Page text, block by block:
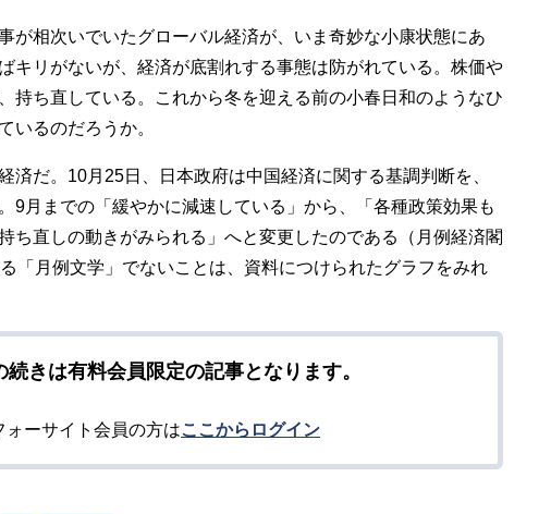
が相次いでいたグローバル経済が、いま奇妙な小康状態にあ
キリがないが、経済が底割れする事態は防がれている。株価や
持ち直している。これから冬を迎える前の小春日和のようなひ
いるのだろうか。
だ。10月25日、日本政府は中国経済に関する基調判断を、
9月までの「緩やかに減速している」から、「各種政策効果も
ち直しの動きがみられる」へと変更したのである（月例経済閣
「月例文学」でないことは、資料につけられたグラフをみれ
続きは有料会員限定の記事となります。
ォーサイト会員の方はここからログイン